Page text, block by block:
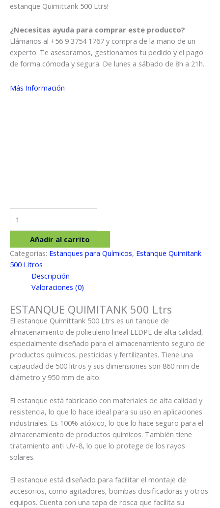
estanque Quimittank 500 Ltrs!
¿Necesitas ayuda para comprar este producto?
Llámanos al +56 9 3754 1767 y compra de la mano de un
experto. Te asesoramos, gestionamos tu pedido y el pago
de forma cómoda y segura. De lunes a sábado de 8h a 21h.
Más Información
QUIMITANK
Ltrs
cantidad
Añadir al carrito
Categorías: Estanques para Químicos, Estanque Quimitank
500 Litros
Descripción
Valoraciones (0)
ESTANQUE QUIMITANK 500 Ltrs
El estanque Quimittank 500 Ltrs es un tanque de
almacenamiento de polietileno lineal LLDPE de alta calidad,
especialmente diseñado para el almacenamiento seguro de
productos químicos, pesticidas y fertilizantes. Tiene una
capacidad de 500 litros y sus dimensiones son 860 mm de
diámetro y 950 mm de alto.
El estanque está fabricado con materiales de alta calidad y
resistencia, lo que lo hace ideal para su uso en aplicaciones
industriales. Es 100% atóxico, lo que lo hace seguro para el
almacenamiento de productos químicos. También tiene
tratamiento anti UV-8, lo que lo protege de los rayos
solares.
El estanque está diseñado para facilitar el montaje de
accesorios, como agitadores, bombas dosificadoras y otros
equipos. Cuenta con una tapa de rosca que facilita su